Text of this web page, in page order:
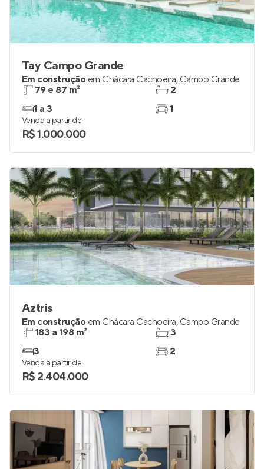
Tay Campo Grande
Em construção em Chácara Cachoeira, Campo Grande
79 e 87 m²
1 a 3
2
1
Venda a partir de
R$ 1.000.000
Aztris
Em construção em Chácara Cachoeira, Campo Grande
183 a 198 m²
3
3
2
Venda a partir de
R$ 2.404.000